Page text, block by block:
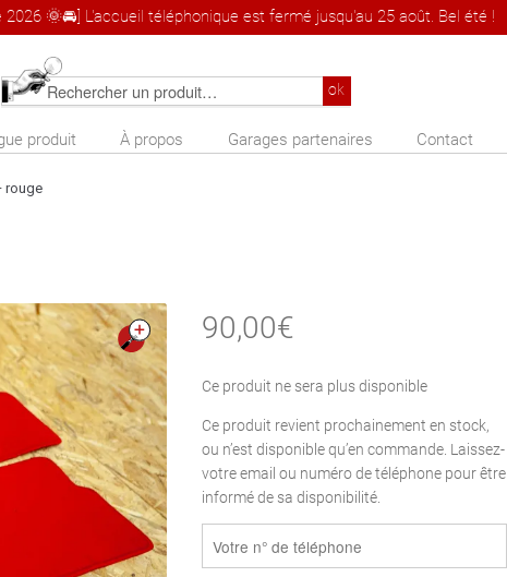
2026 🌞🚘] L'accueil téléphonique est fermé jusqu'au 25 août. Bel été !
Rechercher
produit
ok
produit À propos Garages partenaires Contact
rouge
🔍
90,00€
Ce produit ne sera plus disponible
Ce produit revient prochainement en stock,
ou n’est disponible qu’en commande. Laissez-
votre email ou numéro de téléphone pour être
informé de sa disponibilité.